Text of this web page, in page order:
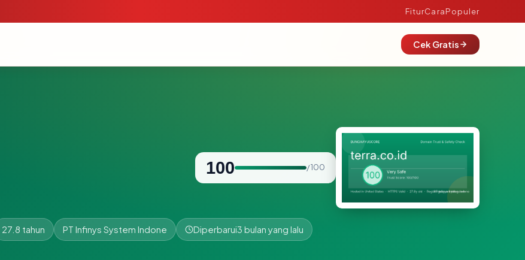
FiturCaraPopuler
Cek Gratis
100 / 100
27.8 tahun PT Infinys System Indone Diperbarui3 bulan yang lalu